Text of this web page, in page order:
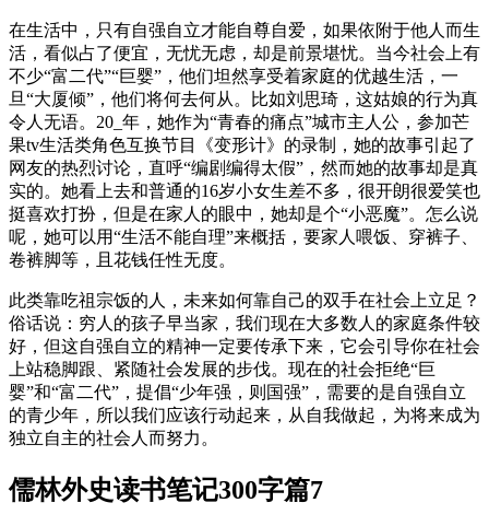
在生活中，只有自强自立才能自尊自爱，如果依附于他人而生
活，看似占了便宜，无忧无虑，却是前景堪忧。当今社会上有
不少“富二代”“巨婴”，他们坦然享受着家庭的优越生活，一
旦“大厦倾”，他们将何去何从。比如刘思琦，这姑娘的行为真
令人无语。20_年，她作为“青春的痛点”城市主人公，参加芒
果tv生活类角色互换节目《变形计》的录制，她的故事引起了
网友的热烈讨论，直呼“编剧编得太假”，然而她的故事却是真
实的。她看上去和普通的16岁小女生差不多，很开朗很爱笑也
挺喜欢打扮，但是在家人的眼中，她却是个“小恶魔”。怎么说
呢，她可以用“生活不能自理”来概括，要家人喂饭、穿裤子、
卷裤脚等，且花钱任性无度。
此类靠吃祖宗饭的人，未来如何靠自己的双手在社会上立足？
俗话说：穷人的孩子早当家，我们现在大多数人的家庭条件较
好，但这自强自立的精神一定要传承下来，它会引导你在社会
上站稳脚跟、紧随社会发展的步伐。现在的社会拒绝“巨
婴”和“富二代”，提倡“少年强，则国强”，需要的是自强自立
的青少年，所以我们应该行动起来，从自我做起，为将来成为
独立自主的社会人而努力。
儒林外史读书笔记300字篇7